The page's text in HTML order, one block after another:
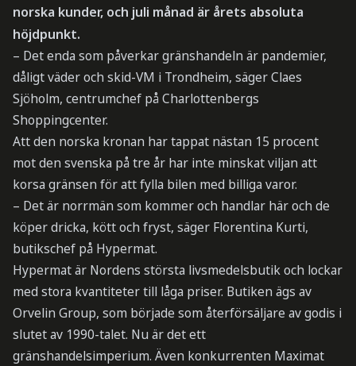
norska kunder, och juli månad är årets absoluta
höjdpunkt.
– Det enda som påverkar gränshandeln är pandemier,
dåligt väder och skid-VM i Trondheim, säger Claes
Sjöholm, centrumchef på Charlottenbergs
Shoppingcenter.
Att den norska kronan har tappat nästan 15 procent
mot den svenska på tre år har inte minskat viljan att
korsa gränsen för att fylla bilen med billiga varor.
– Det är norrmän som kommer och handlar här och de
köper dricka, kött och fryst, säger Florentina Kurti,
butikschef på Hypermat.
Hypermat är Nordens största livsmedelsbutik och lockar
med stora kvantiteter till låga priser. Butiken ägs av
Orvelin Group, som började som återförsäljare av godis i
slutet av 1990-talet. Nu är det ett
gränshandelsimperium. Även konkurrenten Maximat